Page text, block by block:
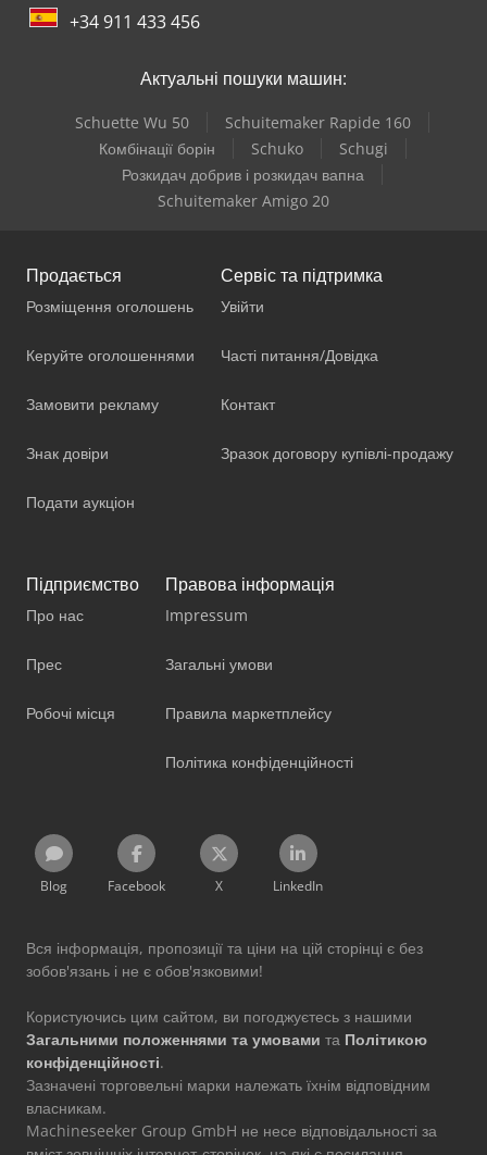
+34 911 433 456
Актуальні пошуки машин:
Schuette Wu 50
Schuitemaker Rapide 160
Комбінації борін
Schuko
Schugi
Розкидач добрив і розкидач вапна
Schuitemaker Amigo 20
Продається
Розміщення оголошень
Керуйте оголошеннями
Замовити рекламу
Знак довіри
Подати аукціон
Сервіс та підтримка
Увійти
Часті питання/Довідка
Контакт
Зразок договору купівлі-продажу
Підприємство
Про нас
Прес
Робочі місця
Правова інформація
Impressum
Загальні умови
Правила маркетплейсу
Політика конфіденційності
Blog Facebook X LinkedIn
Вся інформація, пропозиції та ціни на цій сторінці є без
зобов'язань і не є обов'язковими!
Користуючись цим сайтом, ви погоджуєтесь з нашими
Загальними положеннями та умовами та Політикою
конфіденційності.
Зазначені торговельні марки належать їхнім відповідним
власникам.
Machineseeker Group GmbH не несе відповідальності за